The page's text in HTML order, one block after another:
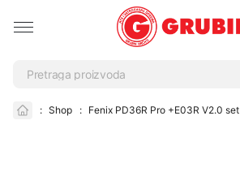
: Shop : Fenix PD36R Pro +E03R V2.0